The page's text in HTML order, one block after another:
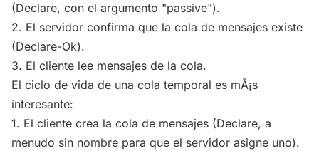
(Declare, con el argumento "passive").
2. El servidor confirma que la cola de mensajes existe
(Declare-Ok).
3. El cliente lee mensajes de la cola.
El ciclo de vida de una cola temporal es mÃ¡s
interesante:
1. El cliente crea la cola de mensajes (Declare, a
menudo sin nombre para que el servidor asigne uno).